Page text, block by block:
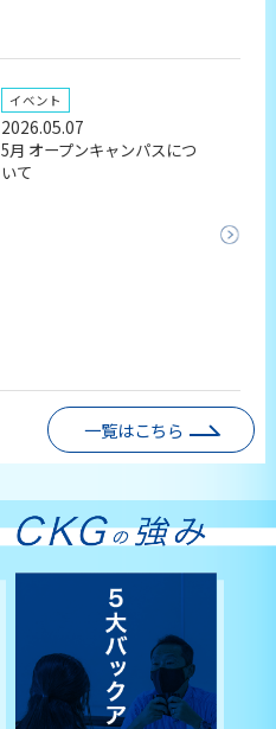
イベント
2026.05.07
5月 オープンキャンパスにつ
いて
一覧はこちら